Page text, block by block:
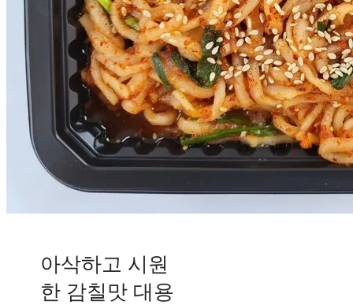
아삭하고 시원
한 감칠맛 대용